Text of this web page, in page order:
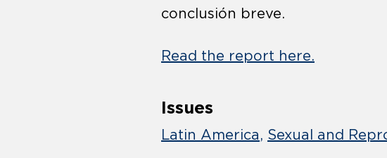
conclusión breve.
Read the report here.
Issues
Latin America Sexual and